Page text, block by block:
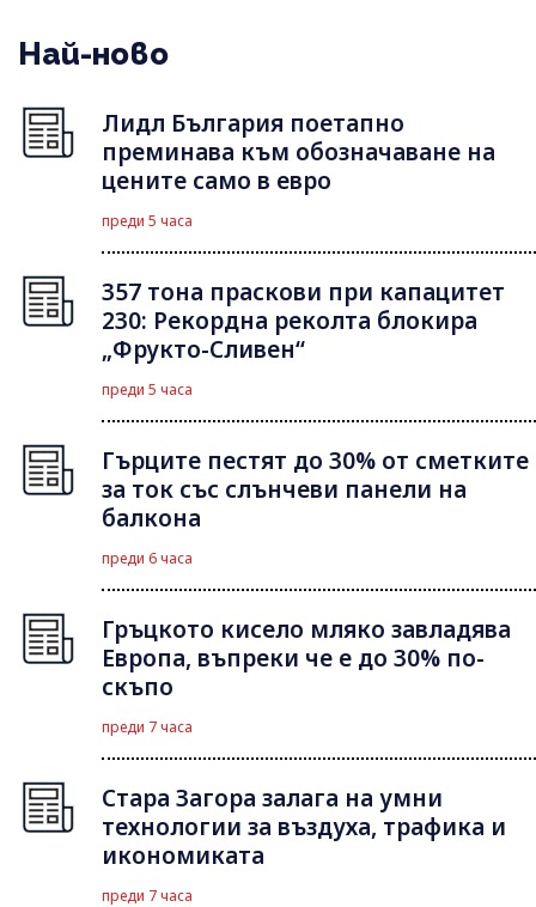
Най-ново
Лидл България поетапно
преминава към обозначаване на
цените само в евро
преди 5 часа
357 тона праскови при капацитет
230: Рекордна реколта блокира
„Фрукто-Сливен“
преди 5 часа
Гърците пестят до 30% от сметките
за ток със слънчеви панели на
балкона
преди 6 часа
Гръцкото кисело мляко завладява
Европа, въпреки че е до 30% по-
скъпо
преди 7 часа
Стара Загора залага на умни
технологии за въздуха, трафика и
икономиката
преди 7 часа